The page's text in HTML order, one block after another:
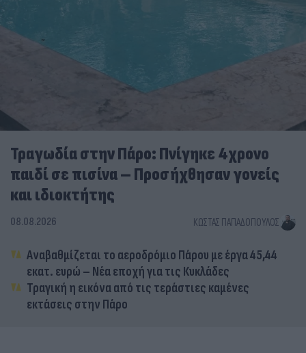
Τραγωδία στην Πάρο: Πνίγηκε 4χρονο
παιδί σε πισίνα – Προσήχθησαν γονείς
και ιδιοκτήτης
08.08.2026 ΚΏΣΤΑΣ ΠΑΠΑΔΌΠΟΥΛΟΣ
Αναβαθμίζεται το αεροδρόμιο Πάρου με έργα 45,44
εκατ. ευρώ – Νέα εποχή για τις Κυκλάδες
Τραγική η εικόνα από τις τεράστιες καμένες
εκτάσεις στην Πάρο